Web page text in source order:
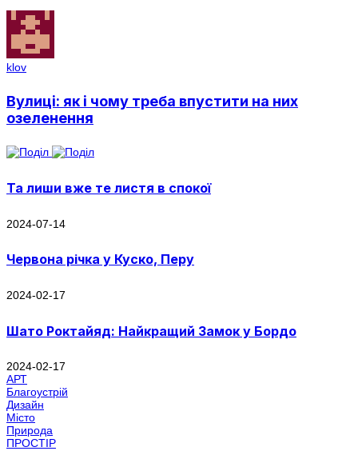
klov
Вулиці: як і чому треба впустити на них
озеленення
Та лиши вже те листя в спокої
2024-07-14
Червона річка у Куско, Перу
2024-02-17
Шато Роктайяд: Найкращий Замок у Бордо
2024-02-17
АРТ
Благоустрій
Дизайн
Місто
Природа
ПРОСТІР